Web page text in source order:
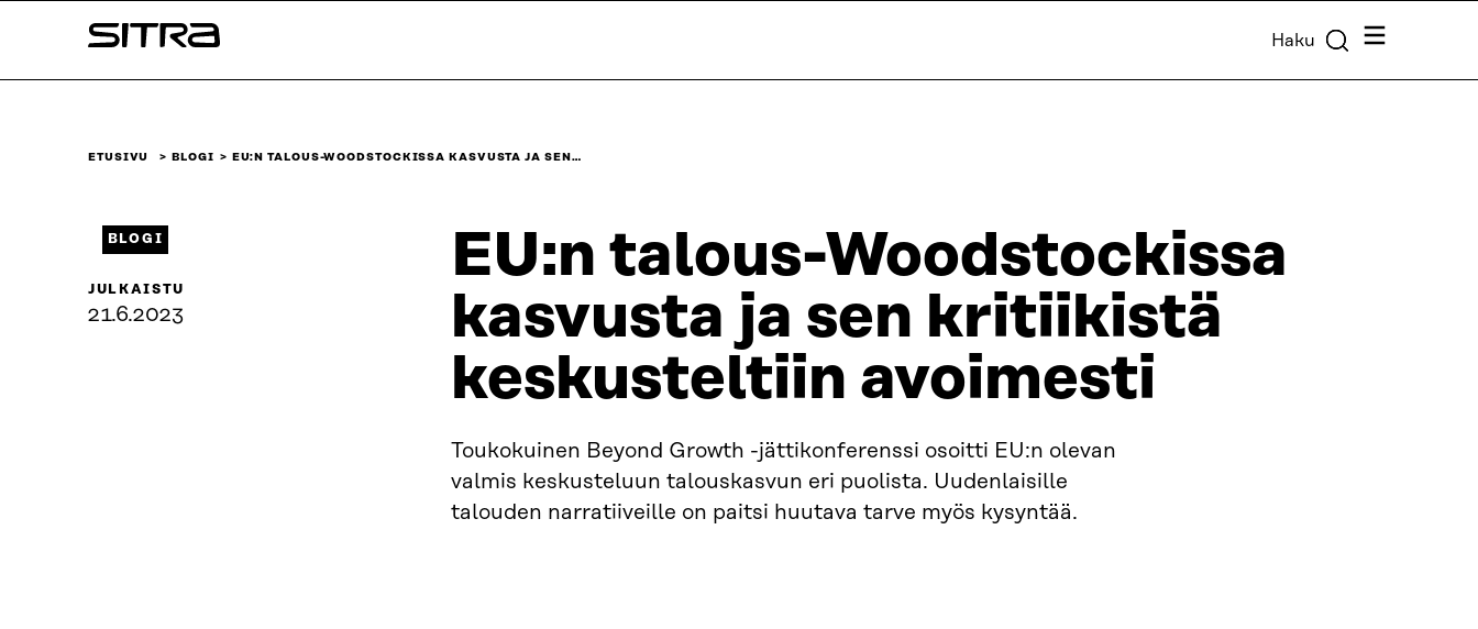
sisältöön
Sitra Haku Valikko
ETUSIVU BLOGI EU:N TALOUS-WOODSTOCKISSA KASVUSTA JA SEN…
EU:n talous-Woodstockissa
kasvusta ja sen kritiikistä
keskusteltiin avoimesti
Toukokuinen Beyond Growth -jättikonferenssi osoitti EU:n olevan
valmis keskusteluun talouskasvun eri puolista. Uudenlaisille
talouden narratiiveille on paitsi huutava tarve myös kysyntää.
BLOGI
JULKAISTU
21.6.2023